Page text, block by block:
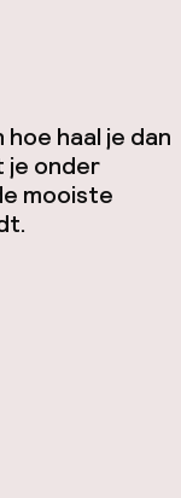
haal je dan
je onder
mooiste